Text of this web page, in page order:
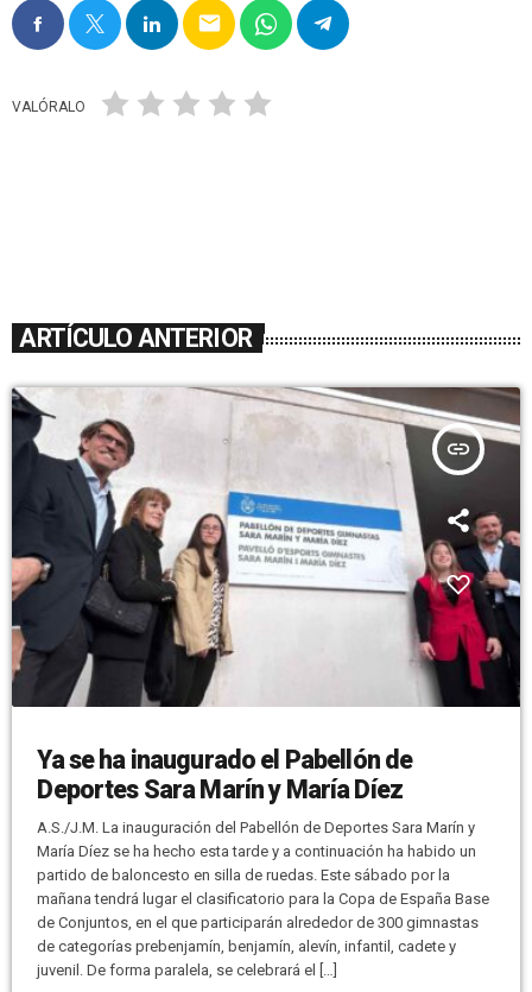
email
VALÓRALO
ARTÍCULO ANTERIOR
insert_link
Ya se ha inaugurado el Pabellón de
Deportes Sara Marín y María Díez
A.S./J.M. La inauguración del Pabellón de Deportes Sara Marín y
María Díez se ha hecho esta tarde y a continuación ha habido un
partido de baloncesto en silla de ruedas. Este sábado por la
mañana tendrá lugar el clasificatorio para la Copa de España Base
de Conjuntos, en el que participarán alrededor de 300 gimnastas
de categorías prebenjamín, benjamín, alevín, infantil, cadete y
juvenil. De forma paralela, se celebrará el […]